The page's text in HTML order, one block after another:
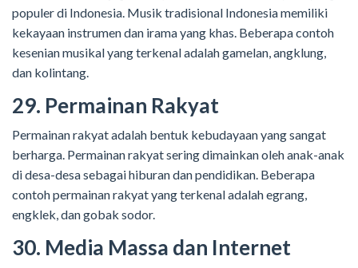
populer di Indonesia. Musik tradisional Indonesia memiliki
kekayaan instrumen dan irama yang khas. Beberapa contoh
kesenian musikal yang terkenal adalah gamelan, angklung,
dan kolintang.
29. Permainan Rakyat
Permainan rakyat adalah bentuk kebudayaan yang sangat
berharga. Permainan rakyat sering dimainkan oleh anak-anak
di desa-desa sebagai hiburan dan pendidikan. Beberapa
contoh permainan rakyat yang terkenal adalah egrang,
engklek, dan gobak sodor.
30. Media Massa dan Internet